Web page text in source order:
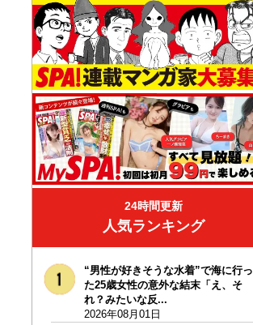
24時間更新
人気ランキング
“男性が好きそうな水着”で海に行っ
た25歳女性の意外な結末「え、そ
れ？みたいな反...
2026年08月01日